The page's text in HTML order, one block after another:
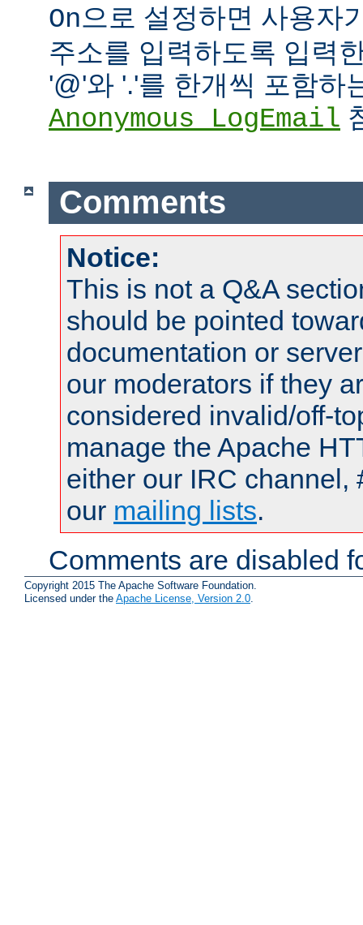
On으로 설정하면 사용자
주소를 입력하도록 입력
'@'와 '.'를 한개씩 포함하
Anonymous_LogEmail
Comments
Notice:
This is not a Q&A
should be pointed
documentation or
our moderators if they
considered invalid/off-
manage the Apache
either our IRC channel,
our mailing lists.
Comments are disabled
Copyright 2015 The Apache Software Foundation.
Licensed under the Apache License, Version 2.0